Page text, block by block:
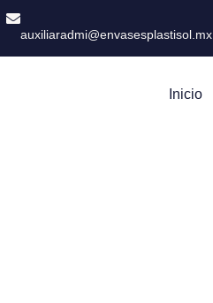
auxiliaradmi@envasesplastisol.mx
Inicio